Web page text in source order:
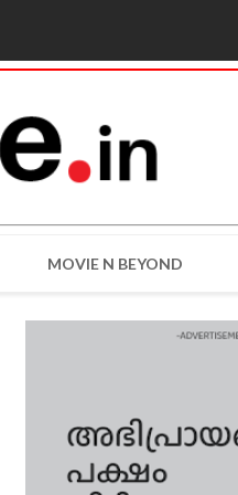
MOVIE N BEYOND